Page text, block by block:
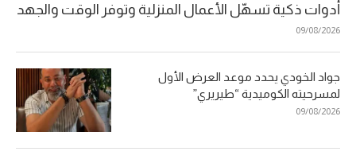
أدوات ذكية تسهّل الأعمال المنزلية وتوفر الوقت والجهد
09/08/2026
جواد الخودي يحدد موعد العرض الأول
لمسرحيته الكوميدية “طيريري”
09/08/2026